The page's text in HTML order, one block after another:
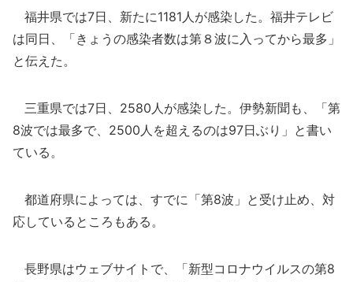
福井県では7日、新たに1181人が感染した。福井テレビ
は同日、「きょうの感染者数は第８波に入ってから最多」
と伝えた。
三重県では7日、2580人が感染した。伊勢新聞も、「第
8波では最多で、2500人を超えるのは97日ぶり」と書い
ている。
都道府県によっては、すでに「第8波」と受け止め、対
応しているところもある。
長野県はウェブサイトで、「新型コロナウイルスの第8